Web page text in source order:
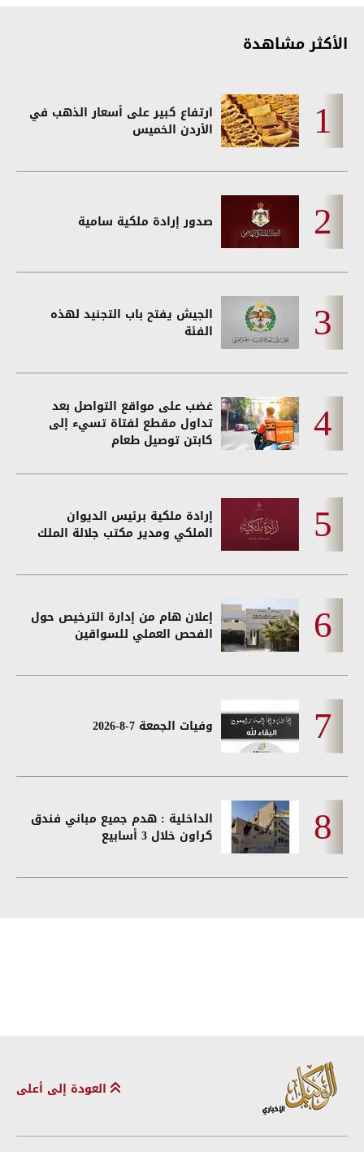
الأكثر مشاهدة
ارتفاع كبير على أسعار الذهب في
الأردن الخميس
صدور إرادة ملكية سامية
الجيش يفتح باب التجنيد لهذه
الفئة
غضب على مواقع التواصل بعد
تداول مقطع لفتاة تسيء إلى
كابتن توصيل طعام
إرادة ملكية برئيس الديوان
الملكي ومدير مكتب جلالة الملك
إعلان هام من إدارة الترخيص حول
الفحص العملي للسواقين
وفيات الجمعة 7-8-2026
الداخلية : هدم جميع مباني فندق
كراون خلال 3 أسابيع
العودة إلى أعلى